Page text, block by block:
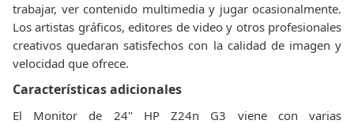
trabajar, ver contenido multimedia y jugar ocasionalmente.
Los artistas gráficos, editores de video y otros profesionales
creativos quedaran satisfechos con la calidad de imagen y
velocidad que ofrece.
Características adicionales
El Monitor de 24" HP Z24n G3 viene con varias